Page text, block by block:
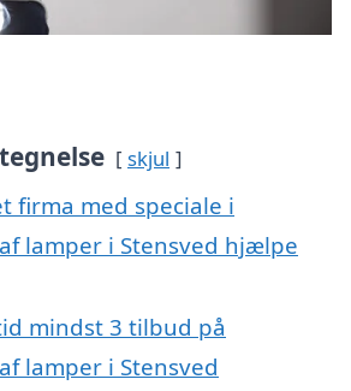
skjul
firma med speciale i
lamper i Stensved hjælpe
mindst 3 tilbud på
lamper i Stensved